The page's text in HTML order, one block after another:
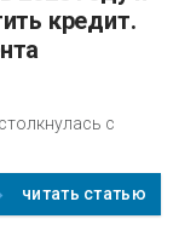
кредит.
с
читать статью